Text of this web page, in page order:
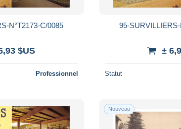
N°T2173-C/0085
$US
Professionnel
95-
±
Statut
Nouveau